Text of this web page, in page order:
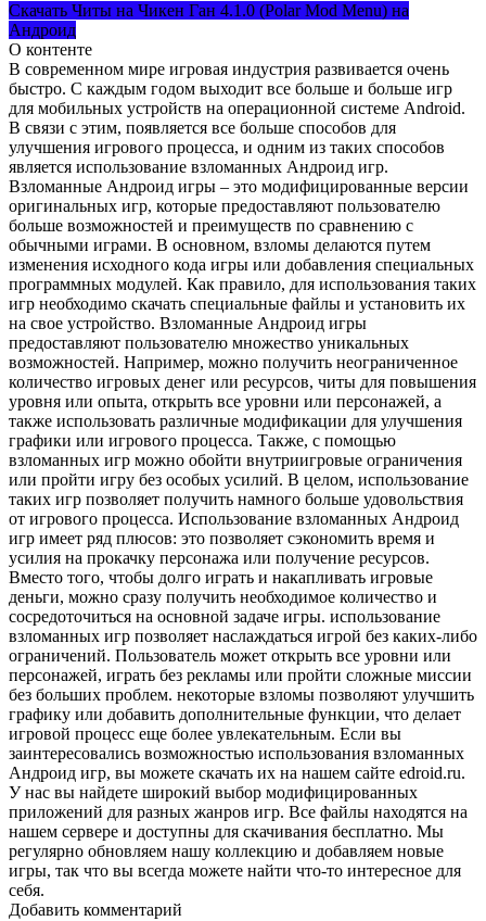
Скачать Читы на Чикен Ган 4.1.0 (Polar Mod Menu) на
Андроид
О контенте
В современном мире игровая индустрия развивается очень
быстро. С каждым годом выходит все больше и больше игр
для мобильных устройств на операционной системе Android.
В связи с этим, появляется все больше способов для
улучшения игрового процесса, и одним из таких способов
является использование взломанных Андроид игр.
Взломанные Андроид игры – это модифицированные версии
оригинальных игр, которые предоставляют пользователю
больше возможностей и преимуществ по сравнению с
обычными играми. В основном, взломы делаются путем
изменения исходного кода игры или добавления специальных
программных модулей. Как правило, для использования таких
игр необходимо скачать специальные файлы и установить их
на свое устройство. Взломанные Андроид игры
предоставляют пользователю множество уникальных
возможностей. Например, можно получить неограниченное
количество игровых денег или ресурсов, читы для повышения
уровня или опыта, открыть все уровни или персонажей, а
также использовать различные модификации для улучшения
графики или игрового процесса. Также, с помощью
взломанных игр можно обойти внутриигровые ограничения
или пройти игру без особых усилий. В целом, использование
таких игр позволяет получить намного больше удовольствия
от игрового процесса. Использование взломанных Андроид
игр имеет ряд плюсов: это позволяет сэкономить время и
усилия на прокачку персонажа или получение ресурсов.
Вместо того, чтобы долго играть и накапливать игровые
деньги, можно сразу получить необходимое количество и
сосредоточиться на основной задаче игры. использование
взломанных игр позволяет наслаждаться игрой без каких-либо
ограничений. Пользователь может открыть все уровни или
персонажей, играть без рекламы или пройти сложные миссии
без больших проблем. некоторые взломы позволяют улучшить
графику или добавить дополнительные функции, что делает
игровой процесс еще более увлекательным. Если вы
заинтересовались возможностью использования взломанных
Андроид игр, вы можете скачать их на нашем сайте edroid.ru.
У нас вы найдете широкий выбор модифицированных
приложений для разных жанров игр. Все файлы находятся на
нашем сервере и доступны для скачивания бесплатно. Мы
регулярно обновляем нашу коллекцию и добавляем новые
игры, так что вы всегда можете найти что-то интересное для
себя.
Добавить комментарий